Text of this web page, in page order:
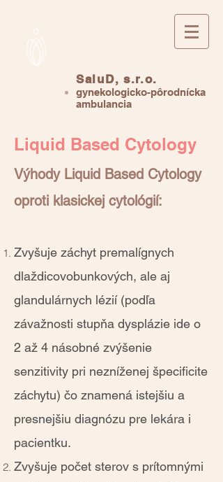
SaluD, s.r.o.
gynekologicko-pôrodnícka
ambulancia
Liquid Based Cytology
Výhody Liquid Based Cytology
oproti klasickej cytológií:
Zvyšuje záchyt premalígnych
dlaždicovobunkových, ale aj
glandulárnych lézií (podľa
závažnosti stupňa dysplázie ide o
2 až 4 násobné zvýšenie
senzitivity pri nezníženej špecificite
záchytu) čo znamená istejšiu a
presnejšiu diagnózu pre lekára i
pacientku.
Zvyšuje počet sterov s prítomnými